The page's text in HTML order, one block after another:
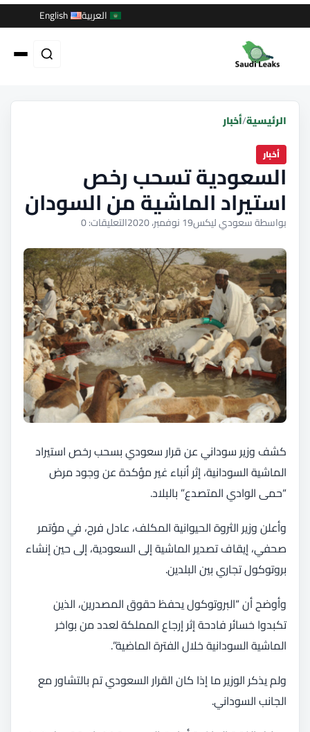
العربية English
الرئيسية/أخبار
أخبار
السعودية تسحب رخص
استيراد الماشية من السودان
بواسطة سعودي ليكس19 نوفمبر، 2020 التعليقات: 0
كشف وزير سوداني عن قرار سعودي بسحب رخص استيراد
الماشية السودانية، إثر أنباء غير مؤكدة عن وجود مرض
“حمى الوادي المتصدع” بالبلاد.
وأعلن وزير الثروة الحيوانية المكلف، عادل فرح، في مؤتمر
صحفي، إيقاف تصدير الماشية إلى السعودية، إلى حين إنشاء
بروتوكول تجاري بين البلدين.
وأوضح أن “البروتوكول يحفظ حقوق المصدرين، الذين
تكبدوا خسائر فادحة إثر إرجاع المملكة لعدد من بواخر
الماشية السودانية خلال الفترة الماضية”.
ولم يذكر الوزير ما إذا كان القرار السعودي تم بالتشاور مع
الجانب السوداني.